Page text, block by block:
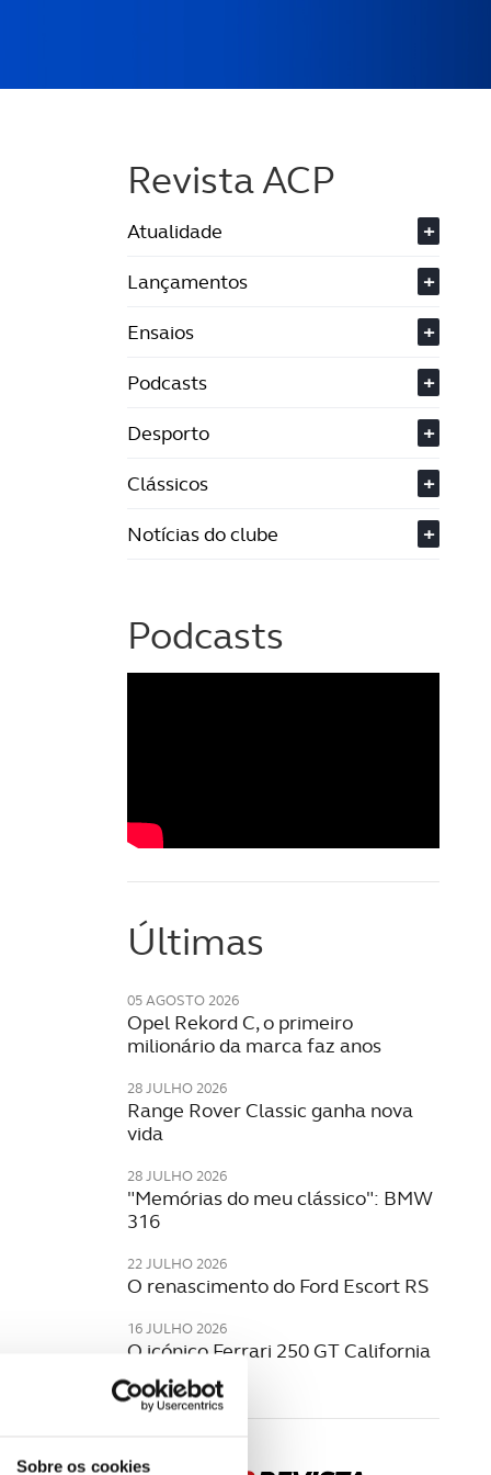
Sobre os cookies
Revista ACP
Atualidade
+
Lançamentos
+
Ensaios
+
Podcasts
+
Desporto
+
Clássicos
+
Notícias do clube
+
Podcasts
Últimas
05 AGOSTO 2026
Opel Rekord C, o primeiro
milionário da marca faz anos
28 JULHO 2026
Range Rover Classic ganha nova
vida
28 JULHO 2026
"Memórias do meu clássico": BMW
316
22 JULHO 2026
O renascimento do Ford Escort RS
16 JULHO 2026
O icónico Ferrari 250 GT California
Spyder